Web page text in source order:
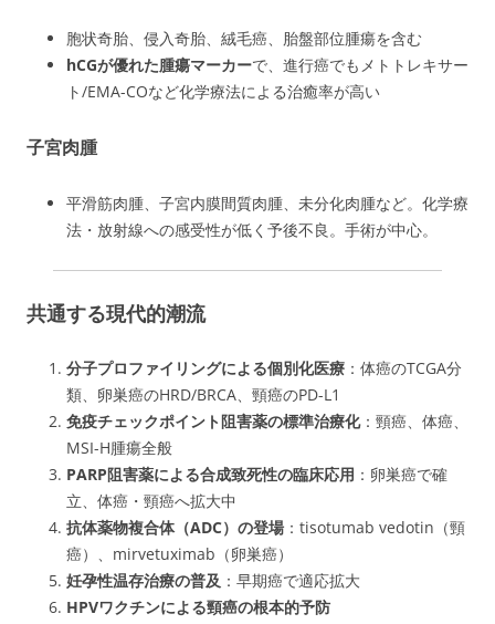
胞状奇胎、侵入奇胎、絨毛癌、胎盤部位腫瘍を含む
hCGが優れた腫瘍マーカーで、進行癌でもメトトレキサー
ト/EMA-COなど化学療法による治癒率が高い
子宮肉腫
平滑筋肉腫、子宮内膜間質肉腫、未分化肉腫など。化学療
法・放射線への感受性が低く予後不良。手術が中心。
共通する現代的潮流
分子プロファイリングによる個別化医療 ：体癌のTCGA分
類、卵巣癌のHRD/BRCA、頸癌のPD-L1
免疫チェックポイント阻害薬の標準治療化：頸癌、体癌、
MSI-H腫瘍全般
PARP阻害薬による合成致死性の臨床応用 ：卵巣癌で確
立、体癌・頸癌へ拡大中
抗体薬物複合体（ADC）の登場 ：tisotumab vedotin（頸
癌）、mirvetuximab（卵巣癌）
妊孕性温存治療の普及 ：早期癌で適応拡大
HPVワクチンによる頸癌の根本的予防